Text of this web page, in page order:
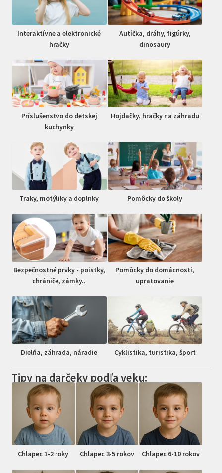
Interaktívne a elektronické
hračky
Autíčka, dráhy, figúrky,
dinosaury
Príslušenstvo do detskej
kuchynky
Hojdačky, hračky na záhradu
Traky, motýliky a doplnky Pomôcky do školy
Bezpečnostné prvky - poistky,
chrániče, zámky..
Pomôcky do domácnosti,
upratovanie
Dielňa, záhrada, náradie Cyklistika, turistika, šport
Tipy na darčeky podľa veku:
Chlapec 1-2 roky Chlapec 3-5 rokov Chlapec 6-10 rokov